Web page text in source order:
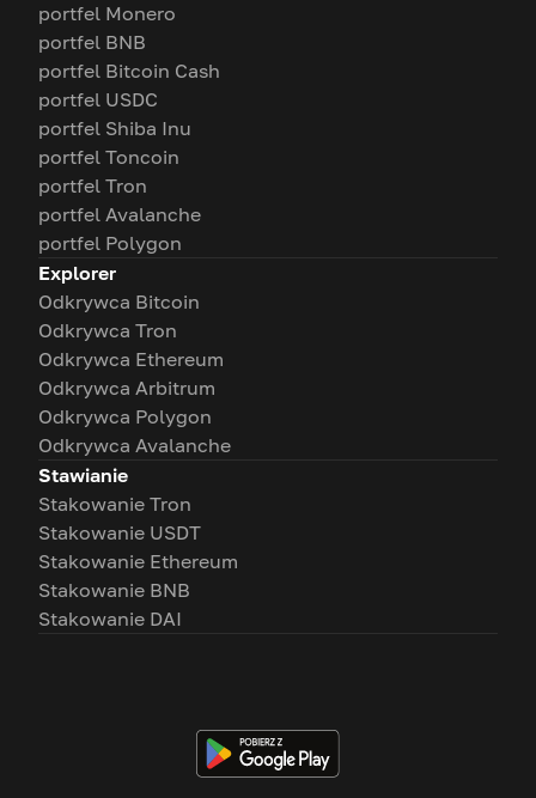
portfel Monero
portfel BNB
portfel Bitcoin Cash
portfel USDC
portfel Shiba Inu
portfel Toncoin
portfel Tron
portfel Avalanche
portfel Polygon
Explorer
Odkrywca Bitcoin
Odkrywca Tron
Odkrywca Ethereum
Odkrywca Arbitrum
Odkrywca Polygon
Odkrywca Avalanche
Stawianie
Stakowanie Tron
Stakowanie USDT
Stakowanie Ethereum
Stakowanie BNB
Stakowanie DAI